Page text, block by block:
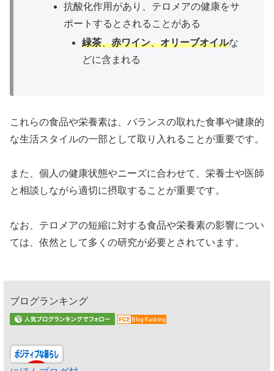
抗酸化作用があり、テロメアの健康をサ
ポートするとされることがある
緑茶、赤ワイン、オリーブオイルな
どに含まれる
これらの食品や栄養素は、バランスの取れた食事や健康的
な生活スタイルの一部として取り入れることが重要です。
また、個人の健康状態やニーズに合わせて、栄養士や医師
と相談しながら適切に摂取することが重要です。
なお、テロメアの短縮に対する食品や栄養素の影響につい
ては、依然として多くの研究が必要とされています。
ブログランキング